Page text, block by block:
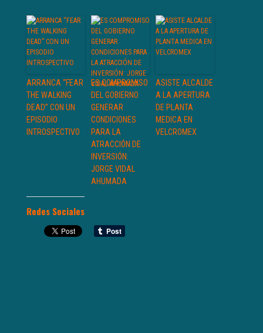
ARRANCA “FEAR
THE WALKING
DEAD” CON UN
EPISODIO
INTROSPECTIVO
ES COMPROMISO
DEL GOBIERNO
GENERAR
CONDICIONES
PARA LA
ATRACCIÓN DE
INVERSIÓN:
JORGE VIDAL
AHUMADA
ASISTE ALCALDE
A LA APERTURA
DE PLANTA
MEDICA EN
VELCROMEX
Redes Sociales